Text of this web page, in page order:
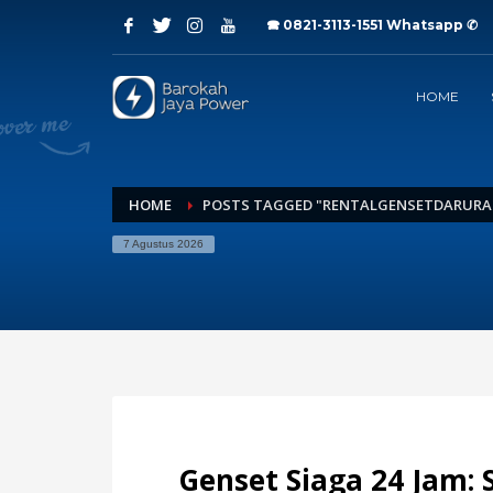
Archives
Juli 2026
Maret 2026
Februari 2026
Januari 2026
🕿 0821-3113-1551 Whatsapp ✆
HOME
HOME POSTS TAGGED
7 Agustus 2026
Genset Siaga 24